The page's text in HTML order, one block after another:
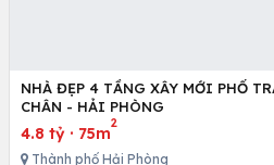
NHÀ ĐẸP 4 TẦNG XÂY MỚI PHỐ
CHÂN - HẢI PHÒNG
4.8 tỷ · 75m
2
Thành phố Hải Phòng